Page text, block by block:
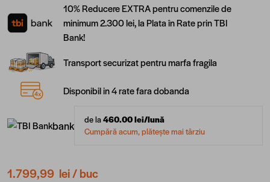
10% Reducere EXTRA pentru comenzile de
minimum 2.300 lei, la Plata în Rate prin TBI
Bank!
Transport securizat pentru marfa fragila
Disponibil in 4 rate fara dobanda
bank de la460.00lei/lună
Cumpără acum, plătește mai târziu
1.799,99 lei/ buc